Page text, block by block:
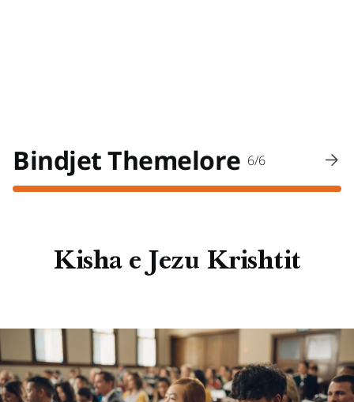
Bindjet Themelore 6/6
Kisha e Jezu Krishtit